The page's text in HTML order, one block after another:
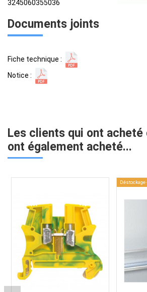
3245060355036
Documents joints
Fiche technique :
Notice :
Les clients qui ont acheté
ont également acheté...
Déstockage